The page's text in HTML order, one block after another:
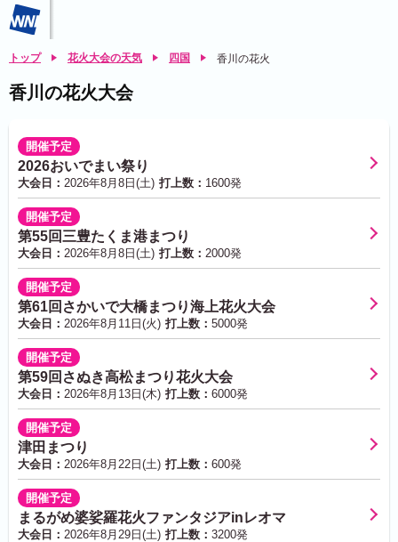
トップ 花火大会の天気 四国 香川の花火
香川の花火大会
開催予定
2026おいでまい祭り
大会日： 2026年8月8日(土) 打上数： 1600発
開催予定
第55回三豊たくま港まつり
大会日： 2026年8月8日(土) 打上数： 2000発
開催予定
第61回さかいで大橋まつり海上花火大会
大会日： 2026年8月11日(火) 打上数： 5000発
開催予定
第59回さぬき高松まつり花火大会
大会日： 2026年8月13日(木) 打上数： 6000発
開催予定
津田まつり
大会日： 2026年8月22日(土) 打上数： 600発
開催予定
まるがめ婆娑羅花火ファンタジアinレオマ
大会日： 2026年8月29日(土) 打上数： 3200発